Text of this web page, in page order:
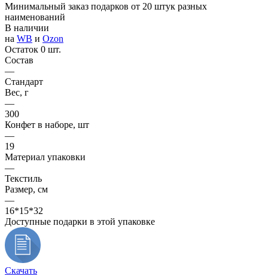
Минимальный заказ подарков от 20 штук разных
наименований
В наличии
на WB и Ozon
Остаток 0 шт.
Состав
—
Стандарт
Вес, г
—
300
Конфет в наборе, шт
—
19
Материал упаковки
—
Текстиль
Размер, см
—
16*15*32
Доступные подарки в этой упаковке
Скачать